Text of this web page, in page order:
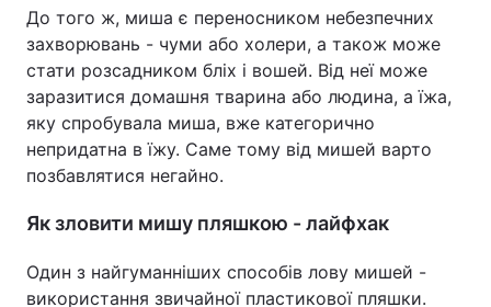
До того ж, миша є переносником небезпечних
захворювань - чуми або холери, а також може
стати розсадником бліх і вошей. Від неї може
заразитися домашня тварина або людина, а їжа,
яку спробувала миша, вже категорично
непридатна в їжу. Саме тому від мишей варто
позбавлятися негайно.
Як зловити мишу пляшкою - лайфхак
Один з найгуманніших способів лову мишей -
використання звичайної пластикової пляшки.